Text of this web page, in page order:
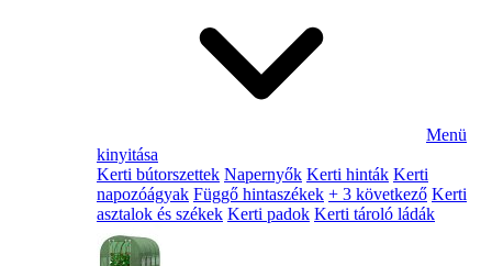
Menü
kinyitása
Kerti bútorszettek Napernyők Kerti hinták Kerti
napozóágyak Függő hintaszékek + 3 következő Kerti
asztalok és székek Kerti padok Kerti tároló ládák